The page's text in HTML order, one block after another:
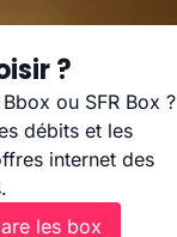
?
ou SFR Box ?
débits et les
internet des
les box